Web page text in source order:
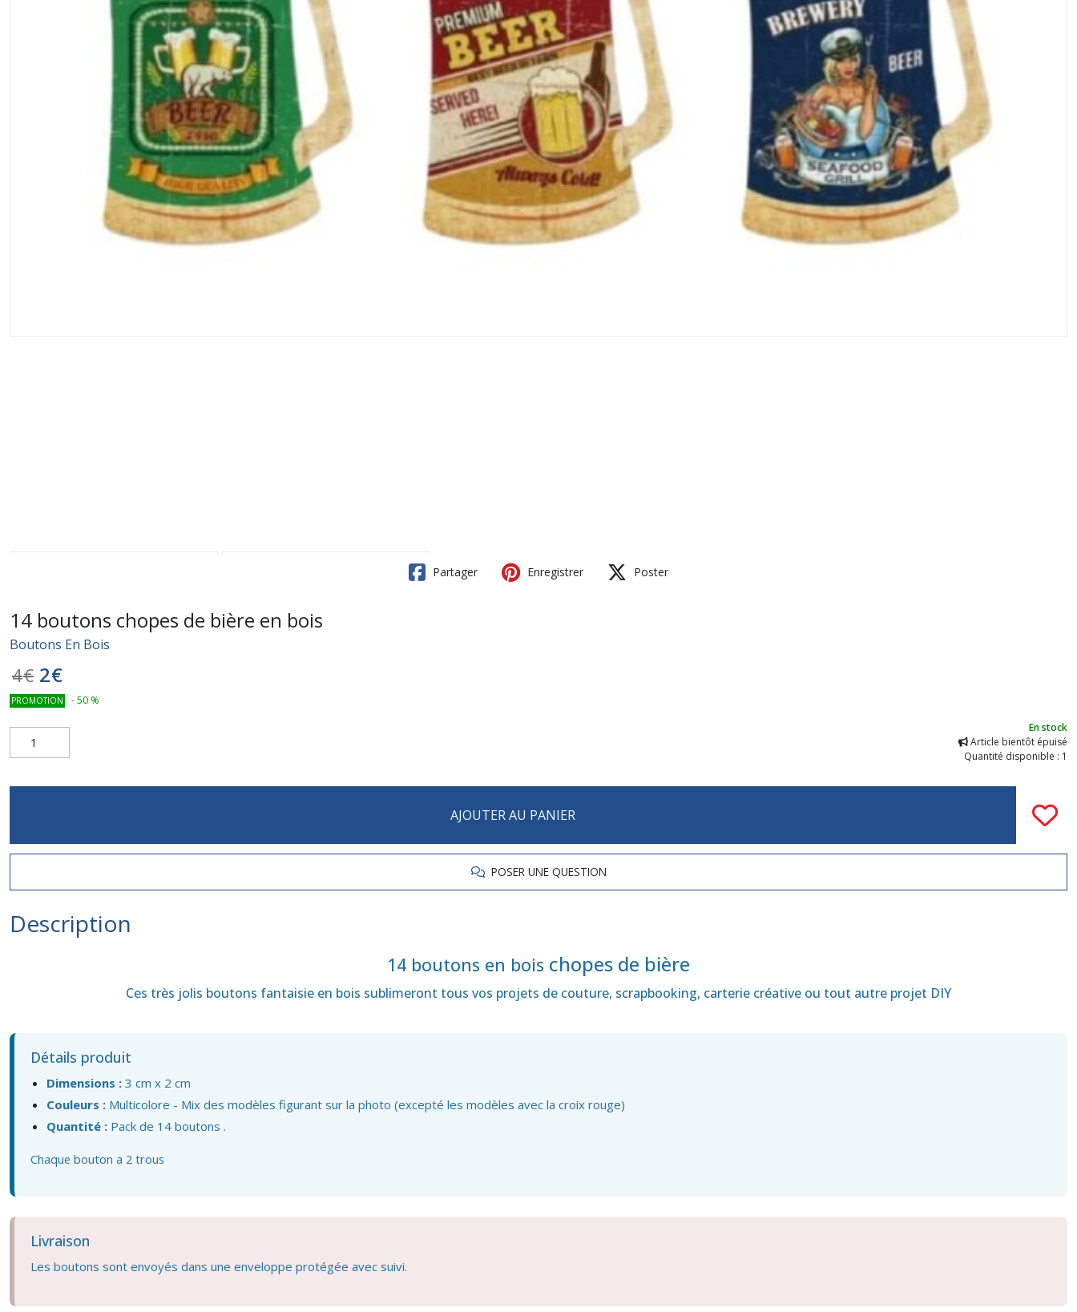
Partager Enregistrer Poster
14 boutons chopes de bière en bois
Boutons En Bois
4€ 2€
PROMOTION -50 %
En stock
Article bientôt épuisé
Quantité disponible : 1
AJOUTER AU PANIER
POSER UNE QUESTION
Description
14 boutons en bois chopes de bière
Ces très jolis boutons fantaisie en bois sublimeront tous vos projets de couture, scrapbooking, carterie créative ou tout autre projet DIY
Détails produit
Dimensions : 3 cm x 2 cm
Couleurs : Multicolore - Mix des modèles figurant sur la photo (excepté les modèles avec la croix rouge)
Quantité : Pack de 14 boutons .
Chaque bouton a 2 trous
Livraison
Les boutons sont envoyés dans une enveloppe protégée avec suivi.